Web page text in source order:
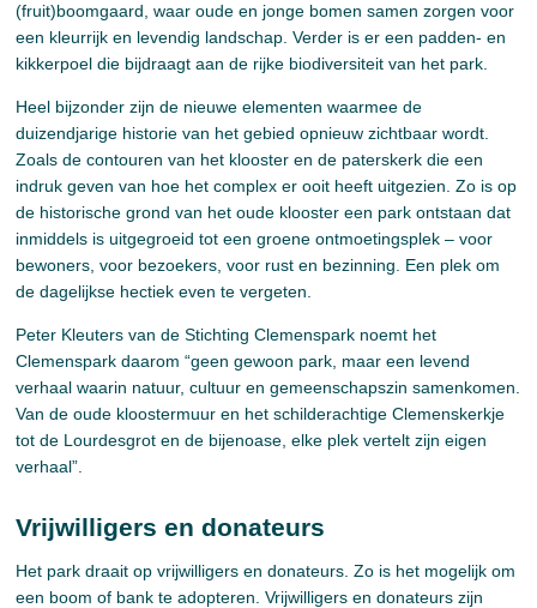
(fruit)boomgaard, waar oude en jonge bomen samen zorgen voor
een kleurrijk en levendig landschap. Verder is er een padden- en
kikkerpoel die bijdraagt aan de rijke biodiversiteit van het park.
Heel bijzonder zijn de nieuwe elementen waarmee de
duizendjarige historie van het gebied opnieuw zichtbaar wordt.
Zoals de contouren van het klooster en de paterskerk die een
indruk geven van hoe het complex er ooit heeft uitgezien. Zo is op
de historische grond van het oude klooster een park ontstaan dat
inmiddels is uitgegroeid tot een groene ontmoetingsplek – voor
bewoners, voor bezoekers, voor rust en bezinning. Een plek om
de dagelijkse hectiek even te vergeten.
Peter Kleuters van de Stichting Clemenspark noemt het
Clemenspark daarom “geen gewoon park, maar een levend
verhaal waarin natuur, cultuur en gemeenschapszin samenkomen.
Van de oude kloostermuur en het schilderachtige Clemenskerkje
tot de Lourdesgrot en de bijenoase, elke plek vertelt zijn eigen
verhaal”.
Vrijwilligers en donateurs
Het park draait op vrijwilligers en donateurs. Zo is het mogelijk om
een boom of bank te adopteren. Vrijwilligers en donateurs zijn